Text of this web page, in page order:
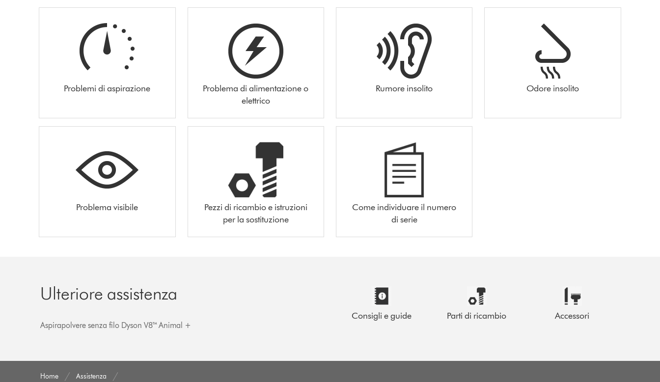
Problemi di aspirazione
Problema di alimentazione o
elettrico
Rumore insolito Odore insolito
Problema visibile
Pezzi di ricambio e istruzioni
per la sostituzione
Come individuare il numero
di serie
Ulteriore assistenza
Aspirapolvere senza filo Dyson V8™ Animal +
Consigli e guide Parti di ricambio Accessori
Home Assistenza